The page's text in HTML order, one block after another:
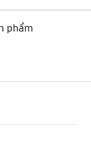
phẩm